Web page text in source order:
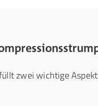
zwei wichtige